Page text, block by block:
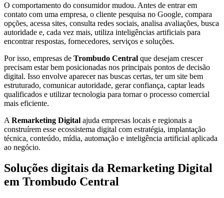
O comportamento do consumidor mudou. Antes de entrar em
contato com uma empresa, o cliente pesquisa no Google, compara
opções, acessa sites, consulta redes sociais, analisa avaliações, busca
autoridade e, cada vez mais, utiliza inteligências artificiais para
encontrar respostas, fornecedores, serviços e soluções.
Por isso, empresas de Trombudo Central que desejam crescer
precisam estar bem posicionadas nos principais pontos de decisão
digital. Isso envolve aparecer nas buscas certas, ter um site bem
estruturado, comunicar autoridade, gerar confiança, captar leads
qualificados e utilizar tecnologia para tornar o processo comercial
mais eficiente.
A Remarketing Digital ajuda empresas locais e regionais a
construírem esse ecossistema digital com estratégia, implantação
técnica, conteúdo, mídia, automação e inteligência artificial aplicada
ao negócio.
Soluções digitais da Remarketing Digital
em Trombudo Central